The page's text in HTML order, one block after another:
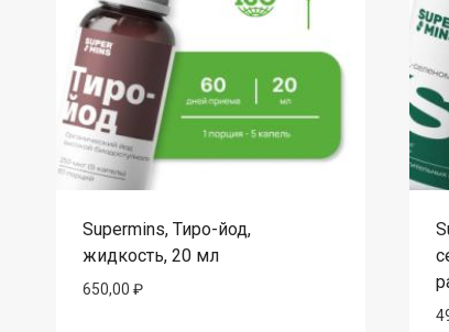
Supermins, Тиро-йод,
жидкость, 20 мл
650,00 ₽